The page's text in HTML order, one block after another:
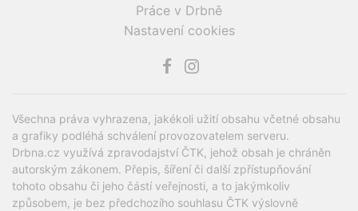
Práce v Drbně
Nastavení cookies
Všechna práva vyhrazena, jakékoli užití obsahu včetné obsahu
a grafiky podléhá schválení provozovatelem serveru.
Drbna.cz využívá zpravodajství ČTK, jehož obsah je chráněn
autorským zákonem. Přepis, šíření či další zpřístupňování
tohoto obsahu či jeho částí veřejnosti, a to jakýmkoliv
způsobem, je bez předchozího souhlasu ČTK výslovně